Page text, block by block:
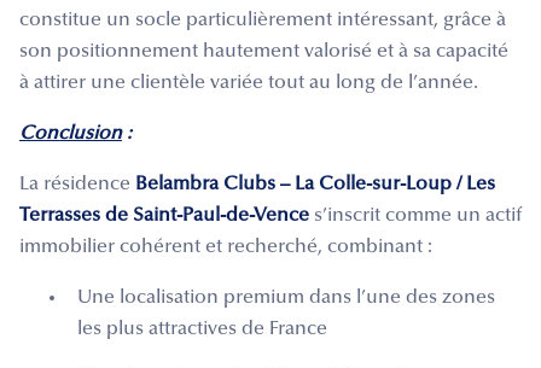
constitue un socle particulièrement intéressant, grâce à
son positionnement hautement valorisé et à sa capacité
à attirer une clientèle variée tout au long de l’année.
Conclusion:
La résidence Belambra Clubs – La Colle-sur-Loup / Les
Terrasses de Saint-Paul-de-Vence s’inscrit comme un actif
immobilier cohérent et recherché, combinant :
Une localisation premium dans l’une des zones
les plus attractives de France